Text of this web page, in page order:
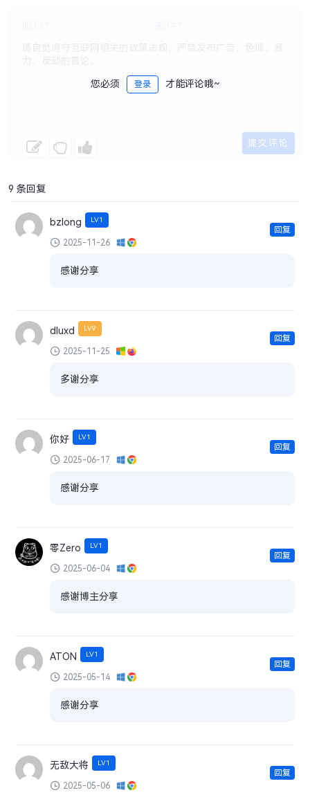
您必须 登录 才能评论哦~
9 条回复
bzlong LV1
2025-11-26
感谢分享
回复
dluxd LV9
2025-11-25
多谢分享
回复
你好 LV1
2025-06-17
感谢分享
回复
零Zero LV1
2025-06-04
感谢博主分享
回复
ATON LV1
2025-05-14
感谢分享
回复
无敌大将 LV1
2025-05-06
回复